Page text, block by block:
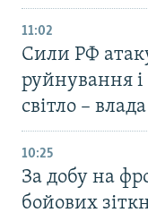
11:02
Сили РФ
руйнування
світло – влада
10:25
За добу на
бойових